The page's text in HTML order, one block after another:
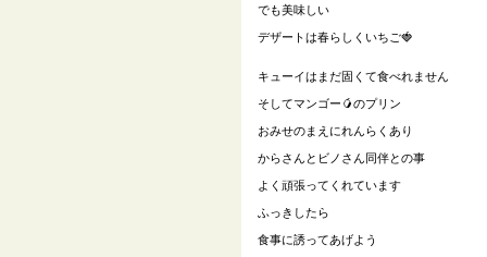
でも美味しい
デザートは春らしくいちご🍓
キューイはまだ固くて食べれません
そしてマンゴー🥭のプリン
おみせのまえにれんらくあり
からさんとビノさん同伴との事
よく頑張ってくれています
ふっきしたら
食事に誘ってあげよう